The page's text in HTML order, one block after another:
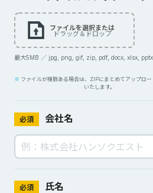
ファイルを選択または
ドラッグ＆ドロップ
最大5MB ／ jpg, png, gif, zip, pdf, docx, xlsx,
ファイルが複数ある場合は、ZIPにまとめてアップロー
いたします。
必須 会社名
必須 氏名